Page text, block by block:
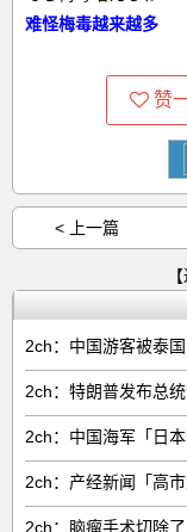
难怪梅毒越来越多
赞
< 上一篇
2ch：中国游客被泰
2ch：中国海军「日